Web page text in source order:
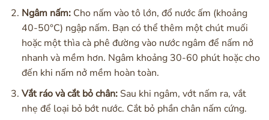
Ngâm nấm:Cho nấm vào tô lớn, đổ nước ấm (khoảng
40-50°C) ngập nấm. Bạn có thể thêm một chút muối
hoặc một thìa cà phê đường vào nước ngâm để nấm nở
nhanh và mềm hơn. Ngâm khoảng 30-60 phút hoặc cho
đến khi nấm nở mềm hoàn toàn.
Vắt ráo và cắt bỏ chân:Sau khi ngâm, vớt nấm ra, vắt
nhẹ để loại bỏ bớt nước. Cắt bỏ phần chân nấm cứng.